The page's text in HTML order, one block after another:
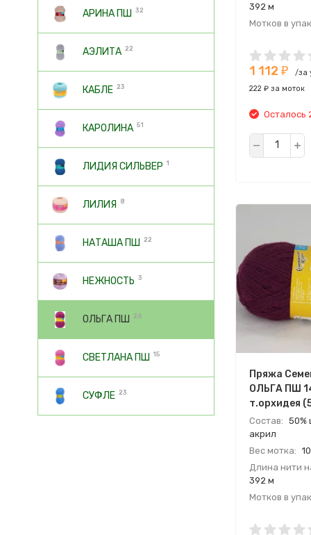
392 м
Мотков в
1 112 ₽
/за
222 ₽ за моток
Осталось
Пряжа
ОЛЬГА ПШ
т.орхидея
Состав: 50%
акрил
Вес мотка:
Длина нити
392 м
Мотков в
АРИНА ПШ 32
АЭЛИТА 22
КАБЛЕ 23
КАРОЛИНА 51
ЛИДИЯ СИЛЬВЕР 1
ЛИЛИЯ 8
НАТАША ПШ 22
НЕЖНОСТЬ 3
ОЛЬГА ПШ 26
СВЕТЛАНА ПШ 15
СУФЛЕ 23